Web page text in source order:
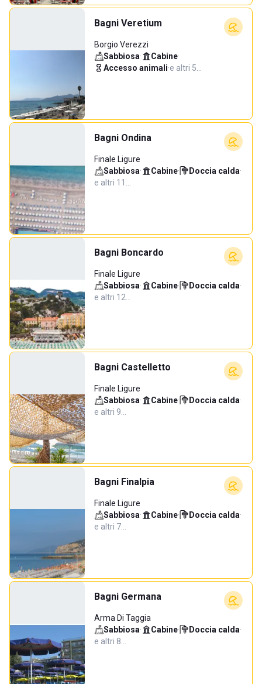
Bagni Veretium
Borgio Verezzi
Sabbiosa· Cabine·
Accesso animali·e altri 5…
Bagni Ondina
Finale Ligure
Sabbiosa· Cabine· Doccia calda·
e altri 11…
Bagni Boncardo
Finale Ligure
Sabbiosa· Cabine· Doccia calda·
e altri 12…
Bagni Castelletto
Finale Ligure
Sabbiosa· Cabine· Doccia calda·
e altri 9…
Bagni Finalpia
Finale Ligure
Sabbiosa· Cabine· Doccia calda·
e altri 7…
Bagni Germana
Arma Di Taggia
Sabbiosa· Cabine· Doccia calda·
e altri 8…